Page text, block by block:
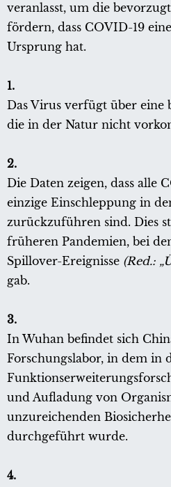
veranlasst, um die
fördern, dass COVID-19
Ursprung hat.
1.
Das Virus verfügt über eine
die in der Natur nicht
2.
Die Daten zeigen, dass alle
einzige Einschleppung in
zurückzuführen sind. Dies
früheren Pandemien, bei
Spillover-Ereignisse (Red.:
gab.
3.
In Wuhan befindet sich
Forschungslabor, in dem in
und Aufladung von
unzureichenden
durchgeführt wurde.
4.